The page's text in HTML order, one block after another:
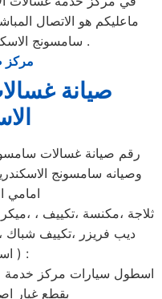
ماعليكم هو الاتصال
سامسونج الاسكندرية المعتمد في مصر .
مركز
صيانة
رقم صيانة غسالات
وصيانه سامسونج
امامي
اسبليت ، دراير ) :
اسطول سيارات مركز خدمة
بقطع غيار